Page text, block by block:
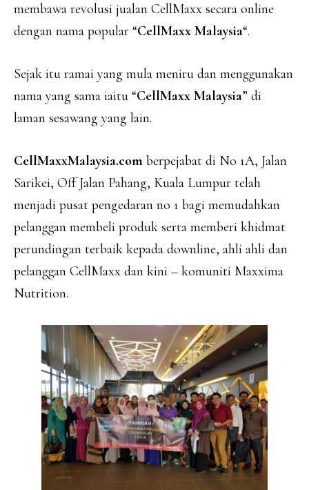
membawa revolusi jualan CellMaxx secara online
dengan nama popular “CellMaxx Malaysia“.
Sejak itu ramai yang mula meniru dan menggunakan
nama yang sama iaitu “CellMaxx Malaysia” di
laman sesawang yang lain.
CellMaxxMalaysia.com berpejabat di No 1A, Jalan
Sarikei, Off Jalan Pahang, Kuala Lumpur telah
menjadi pusat pengedaran no 1 bagi memudahkan
pelanggan membeli produk serta memberi khidmat
perundingan terbaik kepada downline, ahli ahli dan
pelanggan CellMaxx dan kini – komuniti Maxxima
Nutrition.